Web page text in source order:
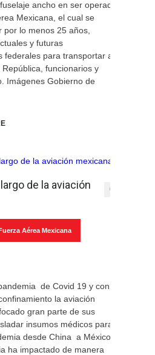
ancho en ser operado
Mexicana, el cual se
lo menos 25 años,
y futuras
federales para transportar al
funcionarios y
Imágenes Gobierno de
de la aviación
0
Aérea Mexicana
de Covid 19 y con
la aviación
gran parte de sus
insumos médicos para
desde China a México.
ha impactado de manera